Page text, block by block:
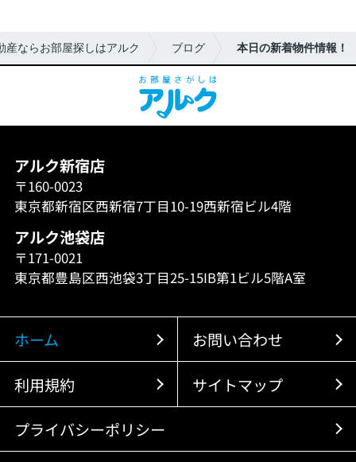
産ならお部屋探しはアルク ブログ 本日の新着物件情報！
アルク新宿店
〒160-0023
東京都新宿区西新宿7丁目10-19西新宿ビル4階
アルク池袋店
〒171-0021
東京都豊島区西池袋3丁目25-15IB第1ビル5階A室
ホーム お問い合わせ
利用規約 サイトマップ
プライバシーポリシー